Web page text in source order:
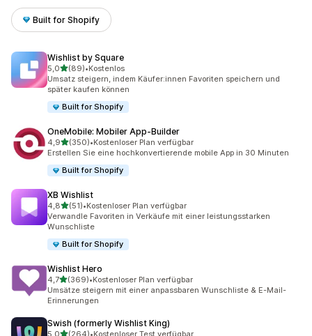
Built for Shopify
Wishlist by Square
5,0von 5 Sternen
(89)
89 Rezensionen insgesamt
•Kostenlos
Umsatz steigern, indem Käufer:innen Favoriten speichern und
später kaufen können
Built for Shopify
OneMobile: Mobiler App‑Builder
4,9von 5 Sternen
(350)
350 Rezensionen insgesamt
•Kostenloser Plan verfügbar
Erstellen Sie eine hochkonvertierende mobile App in 30 Minuten
Built for Shopify
XB Wishlist
4,8von 5 Sternen
(51)
51 Rezensionen insgesamt
•Kostenloser Plan verfügbar
Verwandle Favoriten in Verkäufe mit einer leistungsstarken
Wunschliste
Built for Shopify
Wishlist Hero
4,7von 5 Sternen
(369)
369 Rezensionen insgesamt
•Kostenloser Plan verfügbar
Umsätze steigern mit einer anpassbaren Wunschliste & E-Mail-
Erinnerungen
Swish (formerly Wishlist King)
5,0von 5 Sternen
(264)•Kostenloser Test verfügbar